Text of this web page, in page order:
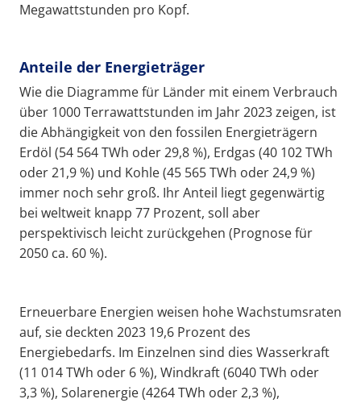
Megawattstunden pro Kopf.
Anteile der Energieträger
Wie die Diagramme für Länder mit einem Verbrauch
über 1000 Terrawattstunden im Jahr 2023 zeigen, ist
die Abhängigkeit von den fossilen Energieträgern
Erdöl (54 564 TWh oder 29,8 %), Erdgas (40 102 TWh
oder 21,9 %) und Kohle (45 565 TWh oder 24,9 %)
immer noch sehr groß. Ihr Anteil liegt gegenwärtig
bei weltweit knapp 77 Prozent, soll aber
perspektivisch leicht zurückgehen (Prognose für
2050 ca. 60 %).
Erneuerbare Energien weisen hohe Wachstumsraten
auf, sie deckten 2023 19,6 Prozent des
Energiebedarfs. Im Einzelnen sind dies Wasserkraft
(11 014 TWh oder 6 %), Windkraft (6040 TWh oder
3,3 %), Solarenergie (4264 TWh oder 2,3 %),